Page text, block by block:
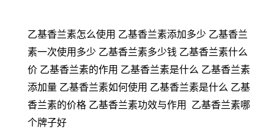
乙基香兰素怎么使用 乙基香兰素添加多少 乙基香兰
素一次使用多少 乙基香兰素多少钱 乙基香兰素什么
价 乙基香兰素的作用 乙基香兰素是什么 乙基香兰素
添加量 乙基香兰素如何使用 乙基香兰素是什么 乙基
香兰素的价格 乙基香兰素功效与作用 乙基香兰素哪
个牌子好